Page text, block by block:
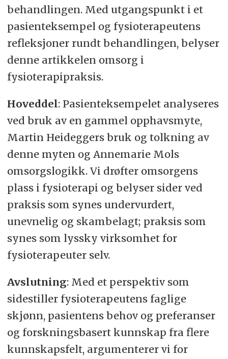
Fysioterapeuter bør heller omfavne
berøringsmandatet sitt, enn å snakke
seg bort fra det.
behandlingen. Med utgangspunkt i et
pasienteksempel og fysioterapeutens
refleksjoner rundt behandlingen, belyser
denne artikkelen omsorg i
fysioterapipraksis.
Hoveddel: Pasienteksempelet analyseres
ved bruk av en gammel opphavsmyte,
Martin Heideggers bruk og tolkning av
denne myten og Annemarie Mols
omsorgslogikk. Vi drøfter omsorgens
plass i fysioterapi og belyser sider ved
praksis som synes undervurdert,
unevnelig og skambelagt; praksis som
synes som lyssky virksomhet for
fysioterapeuter selv.
Avslutning: Med et perspektiv som
sidestiller fysioterapeutens faglige
skjønn, pasientens behov og preferanser
og forskningsbasert kunnskap fra flere
kunnskapsfelt, argumenterer vi for